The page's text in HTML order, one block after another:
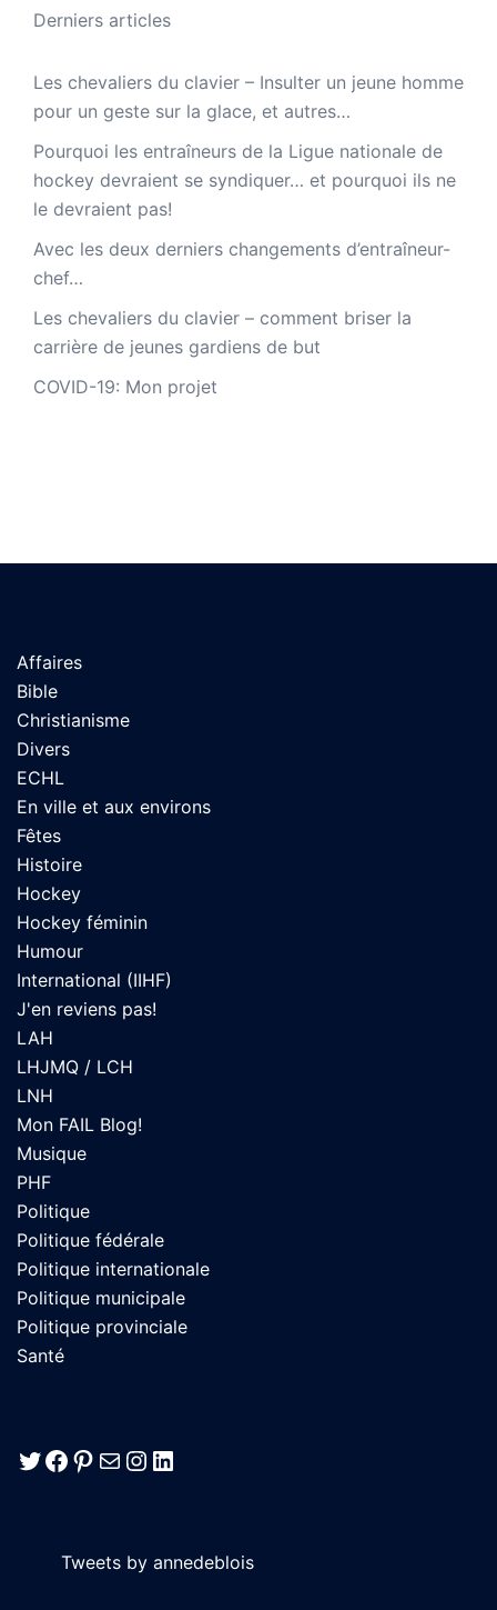
Derniers articles
Les chevaliers du clavier – Insulter un jeune homme
pour un geste sur la glace, et autres…
Pourquoi les entraîneurs de la Ligue nationale de
hockey devraient se syndiquer… et pourquoi ils ne
le devraient pas!
Avec les deux derniers changements d’entraîneur-
chef…
Les chevaliers du clavier – comment briser la
carrière de jeunes gardiens de but
COVID-19: Mon projet
Affaires
Bible
Christianisme
Divers
ECHL
En ville et aux environs
Fêtes
Histoire
Hockey
Hockey féminin
Humour
International (IIHF)
J'en reviens pas!
LAH
LHJMQ / LCH
LNH
Mon FAIL Blog!
Musique
PHF
Politique
Politique fédérale
Politique internationale
Politique municipale
Politique provinciale
Santé
Twitter
Facebook
Pinterest
E-mailInstagram
LinkedIn
Tweets by annedeblois